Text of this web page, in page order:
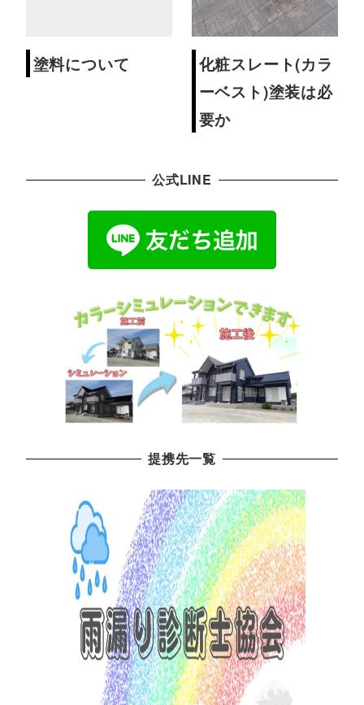
塗料について
化粧スレート(カラ
ーベスト)塗装は必
要か
公式LINE
提携先一覧